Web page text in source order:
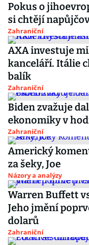
Pokus o
si chtějí
Zahraniční
AXA investuje
kanceláří. Itálie
balík
Zahraniční
Biden zvažuje
ekonomiky v
Zahraniční
Americký
za šeky, Joe
Názory a analýzy
Warren Buffett
Jeho jmění
dolarů
Zahraniční